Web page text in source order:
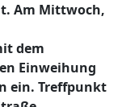
Am Mittwoch,
dem
Einweihung
ein. Treffpunkt